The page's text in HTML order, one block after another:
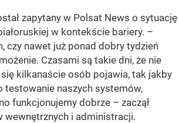
zapytany w Polsat News o sytuację
w kontekście bariery. –
czy nawet już ponad dobry tydzień
Czasami są takie dni, że nie
kilkanaście osób pojawia, tak jakby
testowanie naszych systemów,
funkcjonujemy dobrze – zaczął
wewnętrznych i administracji.